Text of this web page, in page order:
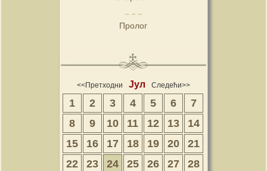
Пролог
<<Претходни Јул Следећи>>
1 2 3 4 5 6
7
8
9 10 11 12 13
14
15
16 17 18 19 20
21
22
23 24 25 26 27
28